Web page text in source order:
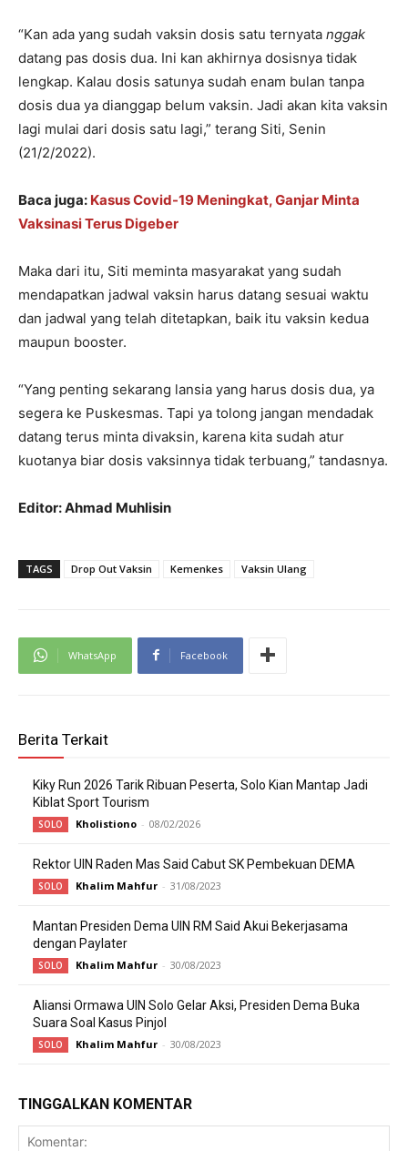
“Kan ada yang sudah vaksin dosis satu ternyata nggak
datang pas dosis dua. Ini kan akhirnya dosisnya tidak
lengkap. Kalau dosis satunya sudah enam bulan tanpa
dosis dua ya dianggap belum vaksin. Jadi akan kita vaksin
lagi mulai dari dosis satu lagi,” terang Siti, Senin
(21/2/2022).
Baca juga: Kasus Covid-19 Meningkat, Ganjar Minta
Vaksinasi Terus Digeber
Maka dari itu, Siti meminta masyarakat yang sudah
mendapatkan jadwal vaksin harus datang sesuai waktu
dan jadwal yang telah ditetapkan, baik itu vaksin kedua
maupun booster.
“Yang penting sekarang lansia yang harus dosis dua, ya
segera ke Puskesmas. Tapi ya tolong jangan mendadak
datang terus minta divaksin, karena kita sudah atur
kuotanya biar dosis vaksinnya tidak terbuang,” tandasnya.
Editor: Ahmad Muhlisin
TAGS Drop Out Vaksin Kemenkes Vaksin Ulang
WhatsApp Facebook
Berita Terkait
Kiky Run 2026 Tarik Ribuan Peserta, Solo Kian Mantap Jadi
Kiblat Sport Tourism
SOLO Kholistiono - 08/02/2026
Rektor UIN Raden Mas Said Cabut SK Pembekuan DEMA
SOLO Khalim Mahfur - 31/08/2023
Mantan Presiden Dema UIN RM Said Akui Bekerjasama
dengan Paylater
SOLO Khalim Mahfur - 30/08/2023
Aliansi Ormawa UIN Solo Gelar Aksi, Presiden Dema Buka
Suara Soal Kasus Pinjol
SOLO Khalim Mahfur - 30/08/2023
TINGGALKAN KOMENTAR